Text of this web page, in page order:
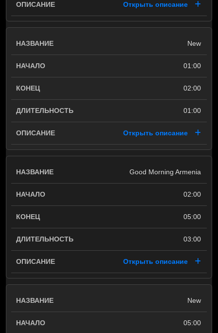
Открыть описание
New
01:00
02:00
01:00
Открыть описание
Good Morning Armenia
02:00
05:00
03:00
Открыть описание
New
05:00